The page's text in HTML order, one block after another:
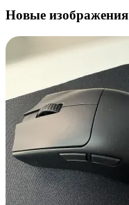
Новые изображения